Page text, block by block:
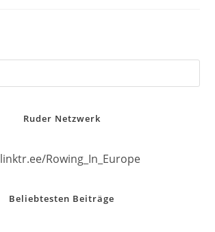
Ruder Netzwerk
linktr.ee/Rowing_In_Europe
Beliebtesten Beiträge